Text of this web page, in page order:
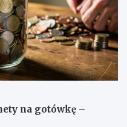
na gotówkę –